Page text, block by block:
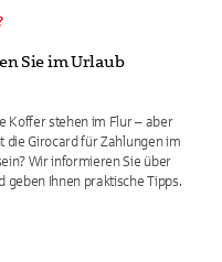
Sie im Urlaub
Koffer stehen im Flur – aber
die Girocard für Zahlungen im
Wir informieren Sie über
geben Ihnen praktische Tipps.